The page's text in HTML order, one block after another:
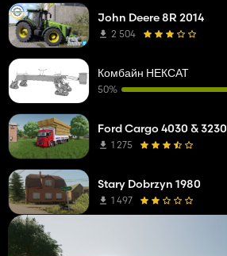
John Deere 8R 2014
2 504
Комбайн НЕКСАТ
50%
Ford Cargo 4030 & 3230
1 275
Stary Dobrzyn 1980
1 497